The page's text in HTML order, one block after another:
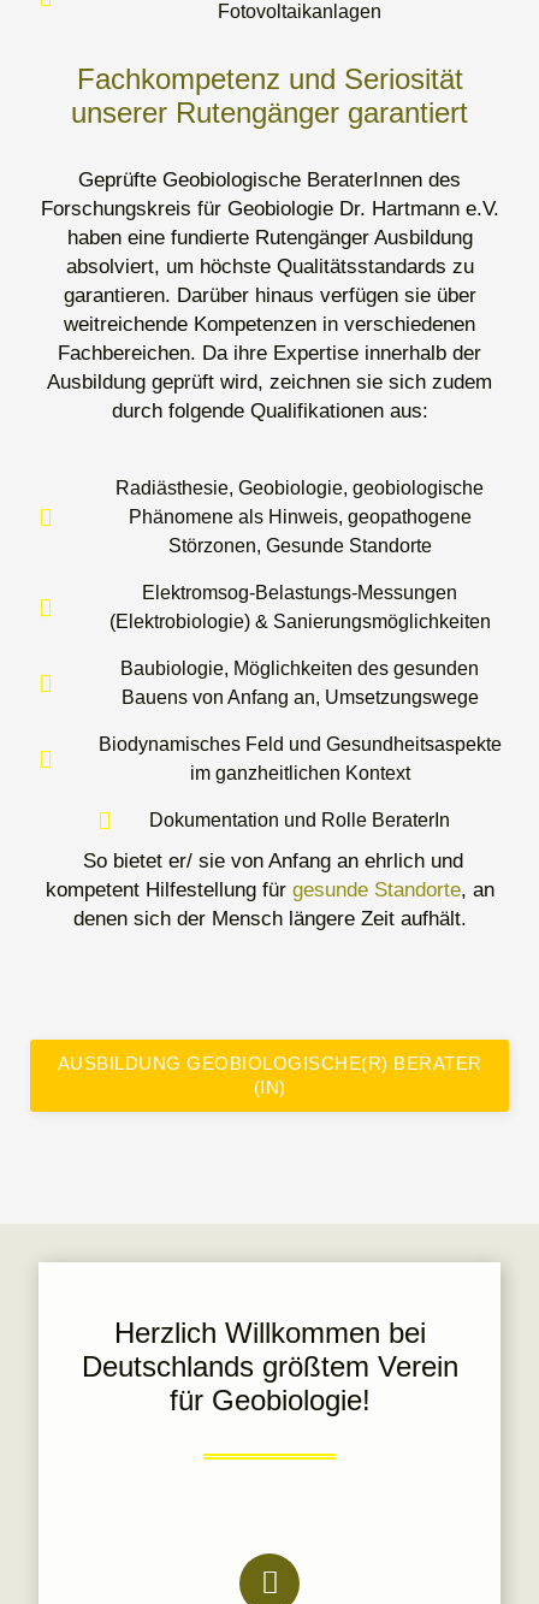
Fotovoltaikanlagen
Fachkompetenz und Seriosität
unserer Rutengänger garantiert
Geprüfte Geobiologische BeraterInnen des
Forschungskreis für Geobiologie Dr. Hartmann e.V.
haben eine fundierte Rutengänger Ausbildung
absolviert, um höchste Qualitätsstandards zu
garantieren. Darüber hinaus verfügen sie über
weitreichende Kompetenzen in verschiedenen
Fachbereichen. Da ihre Expertise innerhalb der
Ausbildung geprüft wird, zeichnen sie sich zudem
durch folgende Qualifikationen aus:
Radiästhesie, Geobiologie, geobiologische
Phänomene als Hinweis, geopathogene
Störzonen, Gesunde Standorte
Elektromsog-Belastungs-Messungen
(Elektrobiologie) & Sanierungsmöglichkeiten
Baubiologie, Möglichkeiten des gesunden
Bauens von Anfang an, Umsetzungswege
Biodynamisches Feld und Gesundheitsaspekte
im ganzheitlichen Kontext
Dokumentation und Rolle BeraterIn
So bietet er/ sie von Anfang an ehrlich und
kompetent Hilfestellung für gesunde Standorte, an
denen sich der Mensch längere Zeit aufhält.
AUSBILDUNG GEOBIOLOGISCHE(R) BERATER
(IN)
Herzlich Willkommen bei
Deutschlands größtem Verein
für Geobiologie!